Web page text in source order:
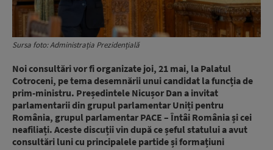
Sursa foto: Administrația Prezidențială
Noi consultări vor fi organizate joi, 21 mai, la Palatul
Cotroceni, pe tema desemnării unui candidat la funcția de
prim-ministru. Președintele Nicușor Dan a invitat
parlamentarii din grupul parlamentar Uniți pentru
România, grupul parlamentar PACE – Întâi România și cei
neafiliați. Aceste discuții vin după ce șeful statului a avut
consultări luni cu principalele partide și formațiuni